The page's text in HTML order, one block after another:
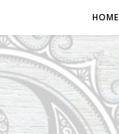
HOME